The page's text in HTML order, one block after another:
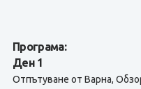
Програма:
Ден 1
Отпътуване от Варна,